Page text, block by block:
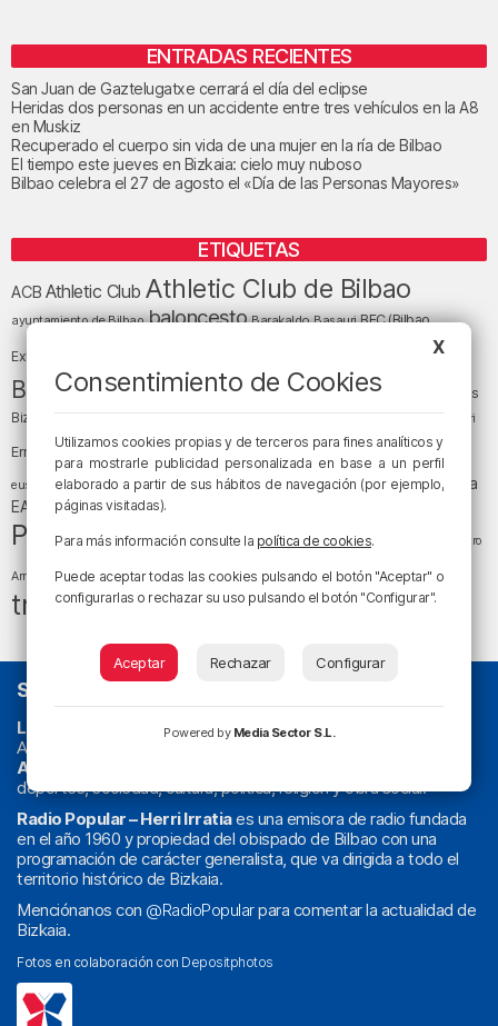
ENTRADAS RECIENTES
San Juan de Gaztelugatxe cerrará el día del eclipse
Heridas dos personas en un accidente entre tres vehículos en la A8
en Muskiz
Recuperado el cuerpo sin vida de una mujer en la ría de Bilbao
El tiempo este jueves en Bizkaia: cielo muy nuboso
Bilbao celebra el 27 de agosto el «Día de las Personas Mayores»
ETIQUETAS
ACB Athletic Club Athletic Club de Bilbao
ayuntamiento de Bilbao baloncesto Barakaldo Basauri BEC (Bilbao
Exhibition Center) Bizkaia
Bizkaia y sus comarcas Copa del Rey cultura
Cáritas
Bizkaia
Deusto Diócesis de Bilbao Egunon Bizkaia el tiempo Enkarterri
Ernesto Valverde Ertzaintza Euskadi (País Vasco)
euskera fiestas fútbol Gobierno vasco juanma jubera LaLiga LaLiga
EA Sports Liga Endesa
Política religión San Mamés sociedadsucesos Teatro
Arriaga tiempotiempo atmosféricotráfico
tráfico en Bizkaia
SOBRE NOSOTROS
La radio sin cadenas. Desde 1960 haciendo radio en Bilbao.
Actualidad y
Athletic
deportes, sociedad, cultura, política, religión y obra social.
Radio Popular – Herri Irratiaes una emisora de radio fundada
en el año 1960 y propiedad del obispado de Bilbao con una
programación de carácter generalista, que va dirigida a todo el
territorio histórico de Bizkaia.
Menciónanos con @RadioPopularpara comentar la actualidad de
Bizkaia.
Fotos en colaboración con Depositphotos
X
Consentimiento de Cookies
Utilizamos cookies propias y de terceros para fines analíticos y
para mostrarle publicidad personalizada en base a un perfil
elaborado a partir de sus hábitos de navegación (por ejemplo,
páginas visitadas).
Para más información consulte la política de cookies.
Puede aceptar todas las cookies pulsando el botón "Aceptar" o
configurarlas o rechazar su uso pulsando el botón "Configurar".
Aceptar Rechazar Configurar
Powered by Media Sector S.L.